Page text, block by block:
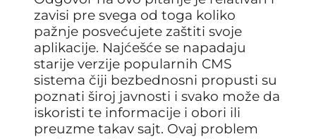
zavisi pre svega od toga koliko
pažnje posvećujete zaštiti svoje
aplikacije. Najćešće se napadaju
starije verzije popularnih CMS
sistema čiji bezbednosni propusti su
poznati široj javnosti i svako može da
iskoristi te informacije i obori ili
preuzme takav sajt. Ovaj problem